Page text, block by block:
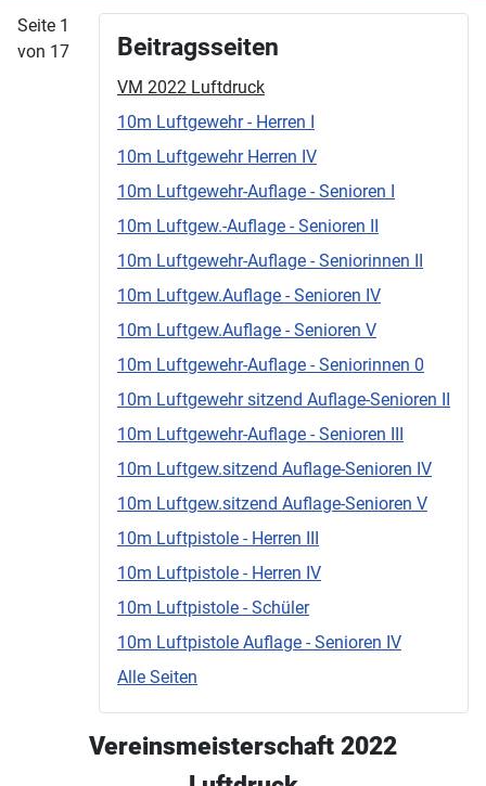
Beitragsseiten
VM 2022 Luftdruck
10m Luftgewehr - Herren I
10m Luftgewehr Herren IV
10m Luftgewehr-Auflage - Senioren I
10m Luftgew.-Auflage - Senioren II
10m Luftgewehr-Auflage - Seniorinnen II
10m Luftgew.Auflage - Senioren IV
10m Luftgew.Auflage - Senioren V
10m Luftgewehr-Auflage - Seniorinnen 0
10m Luftgewehr sitzend Auflage-Senioren II
10m Luftgewehr-Auflage - Senioren III
10m Luftgew.sitzend Auflage-Senioren IV
10m Luftgew.sitzend Auflage-Senioren V
10m Luftpistole - Herren III
10m Luftpistole - Herren IV
10m Luftpistole - Schüler
10m Luftpistole Auflage - Senioren IV
Alle Seiten
Seite 1
von 17
Vereinsmeisterschaft 2022